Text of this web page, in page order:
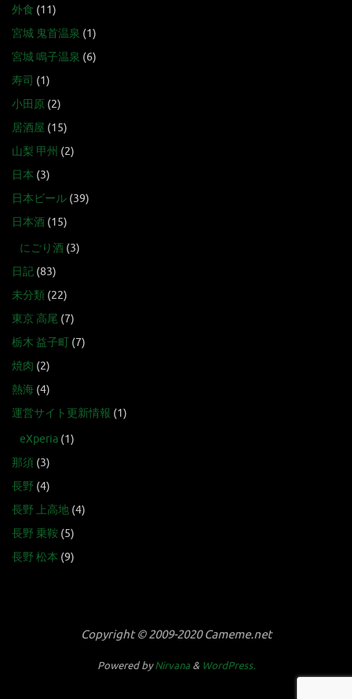
外食 (11)
宮城 鬼首温泉 (1)
宮城 鳴子温泉 (6)
寿司 (1)
小田原 (2)
居酒屋 (15)
山梨 甲州 (2)
日本 (3)
日本ビール (39)
日本酒 (15)
にごり酒 (3)
日記 (83)
未分類 (22)
東京 高尾 (7)
栃木 益子町 (7)
焼肉 (2)
熱海 (4)
運営サイト更新情報 (1)
eXperia (1)
那須 (3)
長野 (4)
長野 上高地 (4)
長野 乗鞍 (5)
長野 松本 (9)
Copyright © 2009-2020 Cameme.net
Powered byNirvana& WordPress.